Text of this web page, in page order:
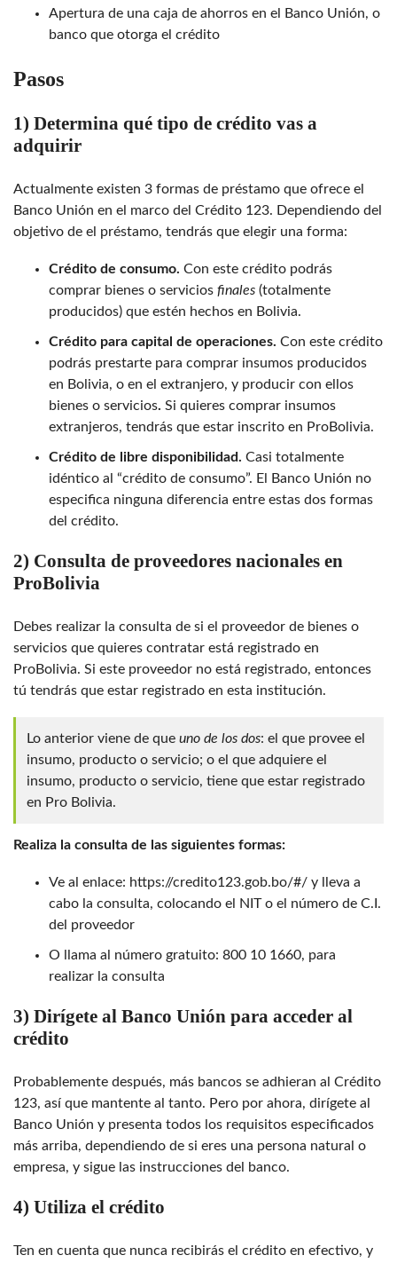
Apertura de una caja de ahorros en el Banco Unión, o
banco que otorga el crédito
Pasos
1) Determina qué tipo de crédito vas a
adquirir
Actualmente existen 3 formas de préstamo que ofrece el
Banco Unión en el marco del Crédito 123. Dependiendo del
objetivo de el préstamo, tendrás que elegir una forma:
Crédito de consumo. Con este crédito podrás
comprar bienes o servicios finales (totalmente
producidos) que estén hechos en Bolivia.
Crédito para capital de operaciones. Con este crédito
podrás prestarte para comprar insumos producidos
en Bolivia, o en el extranjero, y producir con ellos
bienes o servicios. Si quieres comprar insumos
extranjeros, tendrás que estar inscrito en ProBolivia.
Crédito de libre disponibilidad. Casi totalmente
idéntico al “crédito de consumo”. El Banco Unión no
especifica ninguna diferencia entre estas dos formas
del crédito.
2) Consulta de proveedores nacionales en
ProBolivia
Debes realizar la consulta de si el proveedor de bienes o
servicios que quieres contratar está registrado en
ProBolivia. Si este proveedor no está registrado, entonces
tú tendrás que estar registrado en esta institución.
Lo anterior viene de que uno de los dos: el que provee el
insumo, producto o servicio; o el que adquiere el
insumo, producto o servicio, tiene que estar registrado
en Pro Bolivia.
Realiza la consulta de las siguientes formas:
Ve al enlace: https://credito123.gob.bo/#/ y lleva a
cabo la consulta, colocando el NIT o el número de C.I.
del proveedor
O llama al número gratuito: 800 10 1660, para
realizar la consulta
3) Dirígete al Banco Unión para acceder al
crédito
Probablemente después, más bancos se adhieran al Crédito
123, así que mantente al tanto. Pero por ahora, dirígete al
Banco Unión y presenta todos los requisitos especificados
más arriba, dependiendo de si eres una persona natural o
empresa, y sigue las instrucciones del banco.
4) Utiliza el crédito
Ten en cuenta que nunca recibirás el crédito en efectivo, y